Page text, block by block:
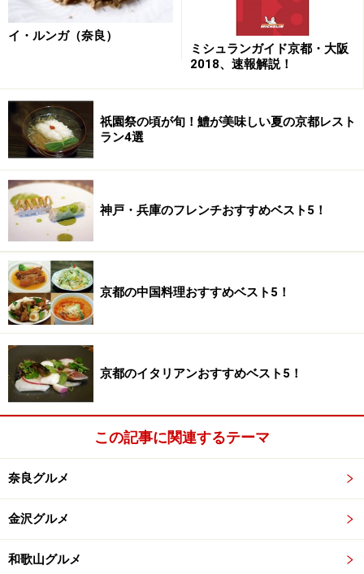
イ・ルンガ（奈良）
ミシュランガイド京都・大阪
2018、速報解説！
祇園祭の頃が旬！鱧が美味しい夏の京都レスト
ラン4選
神戸・兵庫のフレンチおすすめベスト5！
京都の中国料理おすすめベスト5！
京都のイタリアンおすすめベスト5！
この記事に関連するテーマ
奈良グルメ
金沢グルメ
和歌山グルメ